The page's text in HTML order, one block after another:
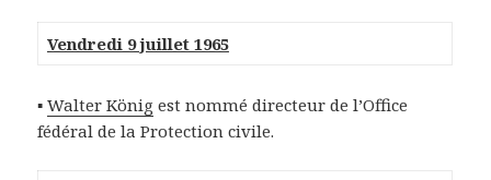
Vendredi 9 juillet 1965
▪Walter König est nommé directeur de l’Office
fédéral de la Protection civile.